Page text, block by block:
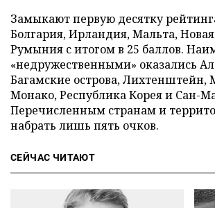
Замыкают первую десятку
Болгария, Ирландия, Мальта,
Румыния с итогом в 25 баллов.
«недружественными» оказались
Багамские острова, Лихтенштейн,
Монако, Республика Корея и Сан-
Перечисленным странам и
набрать лишь пять очков.
СЕЙЧАС ЧИТАЮТ